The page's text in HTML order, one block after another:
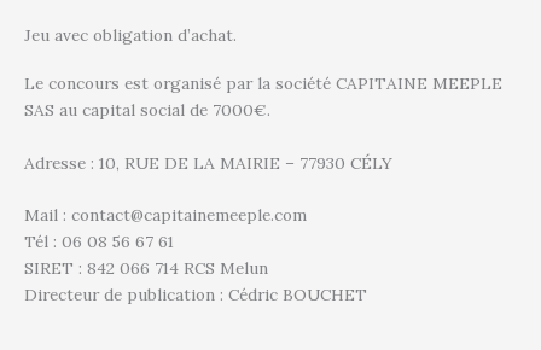
Jeu avec obligation d’achat.
Le concours est organisé par la société CAPITAINE MEEPLE
SAS au capital social de 7000€.
Adresse : 10, RUE DE LA MAIRIE – 77930 CÉLY
Mail : contact@capitainemeeple.com
Tél : 06 08 56 67 61
SIRET : 842 066 714 RCS Melun
Directeur de publication : Cédric BOUCHET